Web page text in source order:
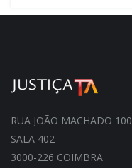
RUA JOÃO MACHADO 100
SALA 402
3000-226 COIMBRA